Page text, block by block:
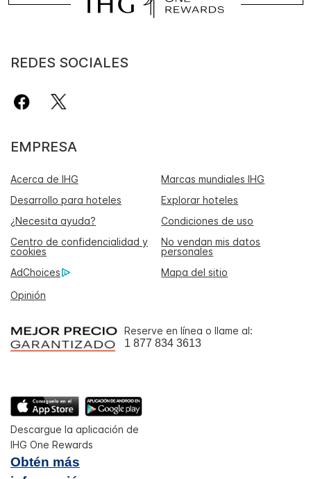
REDES SOCIALES
EMPRESA
Acerca de IHG
Marcas mundiales IHG
Desarrollo para hoteles
Explorar hoteles
¿Necesita ayuda?
Condiciones de uso
Centro de confidencialidad y
cookies
No vendan mis datos
personales
AdChoices
Mapa del sitio
Opinión
Reserve en línea o llame al:
1 877 834 3613
Descargue la aplicación de
IHG One Rewards
Obtén más